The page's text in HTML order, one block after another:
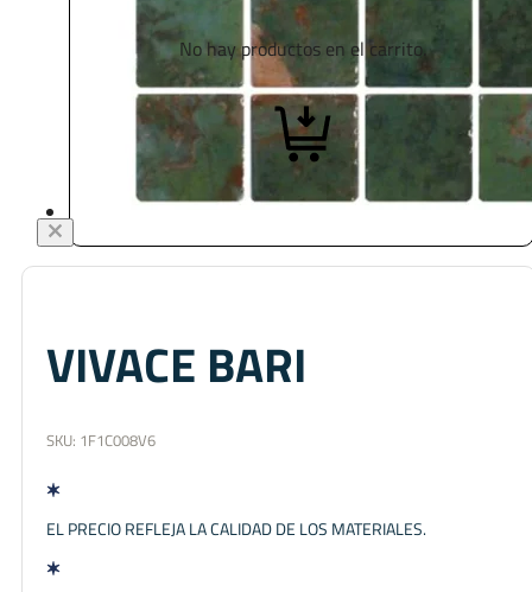
No hay productos en el carrito.
VIVACE BARI
SKU: 1F1C008V6
EL PRECIO REFLEJA LA CALIDAD DE LOS MATERIALES.